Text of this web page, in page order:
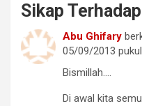
Sikap
Abu Ghifary
05/09/2013 pukul
Bismillah….
Di awal kita